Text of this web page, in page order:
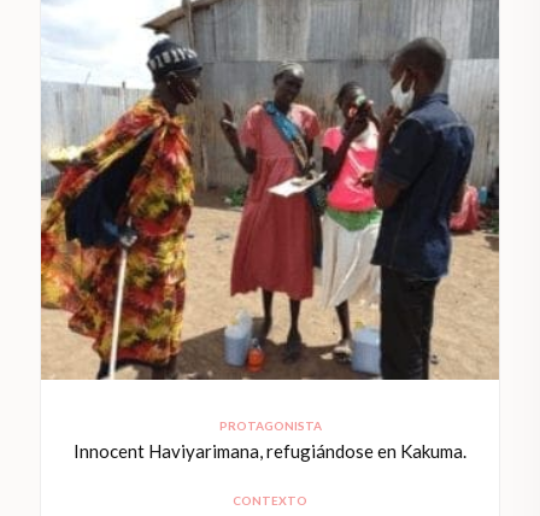
PROTAGONISTA
Innocent Haviyarimana, refugiándose en Kakuma.
CONTEXTO